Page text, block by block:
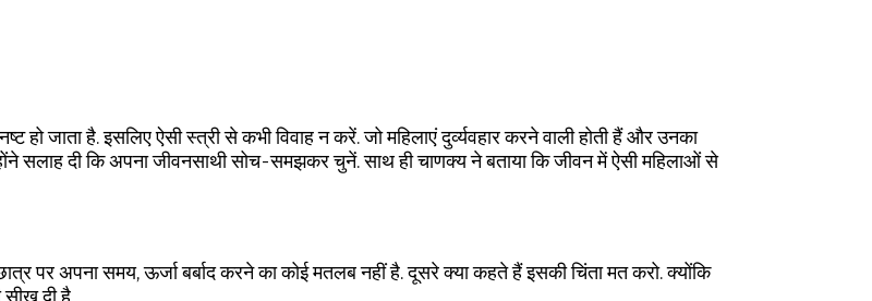
जाता है. इसलिए ऐसी स्त्री से कभी विवाह न करें. जो महिलाएं दुर्व्यवहार करने वाली होती हैं और उनका
सलाह दी कि अपना जीवनसाथी सोच-समझकर चुनें. साथ ही चाणक्य ने बताया कि जीवन में ऐसी महिलाओं से
पर अपना समय, ऊर्जा बर्बाद करने का कोई मतलब नहीं है. दूसरे क्या कहते हैं इसकी चिंता मत करो. क्योंकि